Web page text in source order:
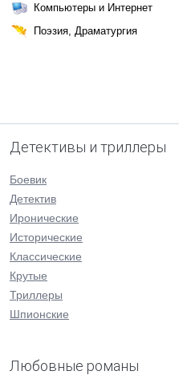
Компьютеры и Интернет
Поэзия, Драматургия
Детективы и триллеры
Боевик
Детектив
Иронические
Исторические
Классические
Крутые
Триллеры
Шпионские
Любовные романы